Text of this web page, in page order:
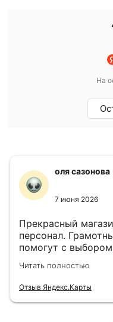
На
оля сазонова
7 июня 2026
Прекрасный
персонал.
помогут с
назначенный день!
Читать полностью
Отзыв Яндекс.Карты